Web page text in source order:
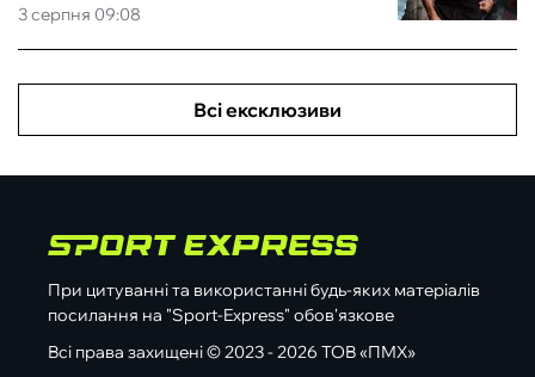
3 серпня 09:08
Всі ексклюзиви
При цитуванні та використанні будь-яких матеріалів
посилання на "Sport-Express" обов'язкове
Всі права захищені © 2023 - 2026 ТОВ «ПМХ»